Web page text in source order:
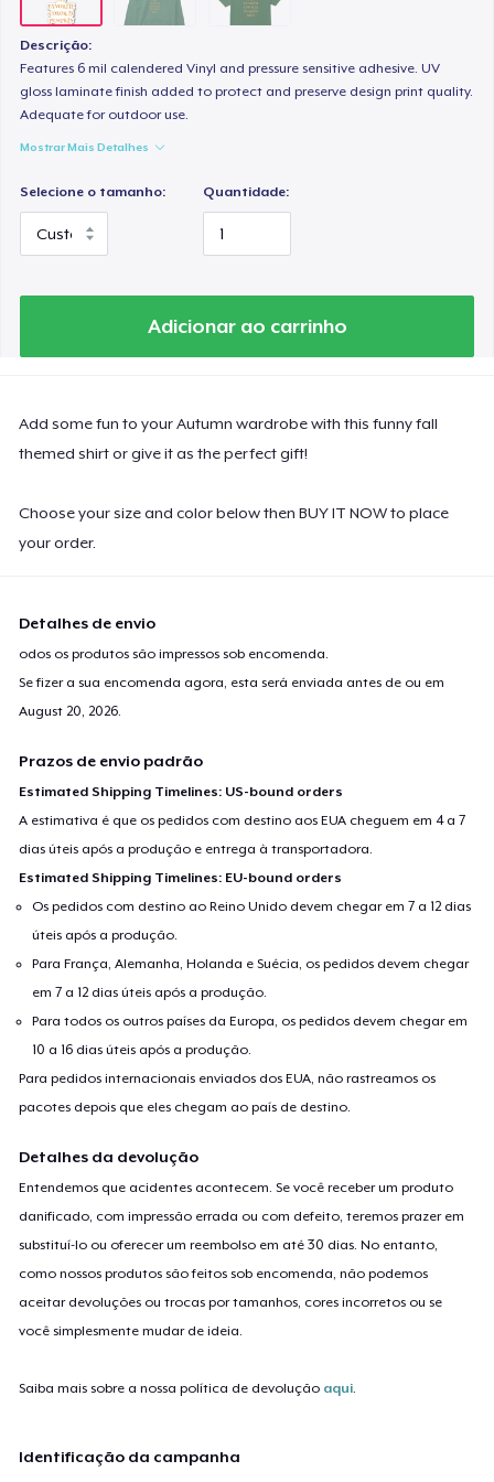
Descrição:
Features 6 mil calendered Vinyl and pressure sensitive adhesive. UV
gloss laminate finish added to protect and preserve design print quality.
Adequate for outdoor use.
Mostrar Mais Detalhes
Selecione o tamanho: Quantidade:
Adicionar ao carrinho
Add some fun to your Autumn wardrobe with this funny fall
themed shirt or give it as the perfect gift!
Choose your size and color below then BUY IT NOW to place
your order.
Detalhes de envio
odos os produtos são impressos sob encomenda.
Se fizer a sua encomenda agora, esta será enviada antes de ou em
August 20, 2026.
Prazos de envio padrão
Estimated Shipping Timelines: US-bound orders
A estimativa é que os pedidos com destino aos EUA cheguem em 4 a 7
dias úteis após a produção e entrega à transportadora.
Estimated Shipping Timelines: EU-bound orders
Os pedidos com destino ao Reino Unido devem chegar em 7 a 12 dias
úteis após a produção.
Para França, Alemanha, Holanda e Suécia, os pedidos devem chegar
em 7 a 12 dias úteis após a produção.
Para todos os outros países da Europa, os pedidos devem chegar em
10 a 16 dias úteis após a produção.
Para pedidos internacionais enviados dos EUA, não rastreamos os
pacotes depois que eles chegam ao país de destino.
Detalhes da devolução
Entendemos que acidentes acontecem. Se você receber um produto
danificado, com impressão errada ou com defeito, teremos prazer em
substituí-lo ou oferecer um reembolso em até 30 dias. No entanto,
como nossos produtos são feitos sob encomenda, não podemos
aceitar devoluções ou trocas por tamanhos, cores incorretos ou se
você simplesmente mudar de ideia.
Saiba mais sobre a nossa política de devolução aqui.
Identificação da campanha